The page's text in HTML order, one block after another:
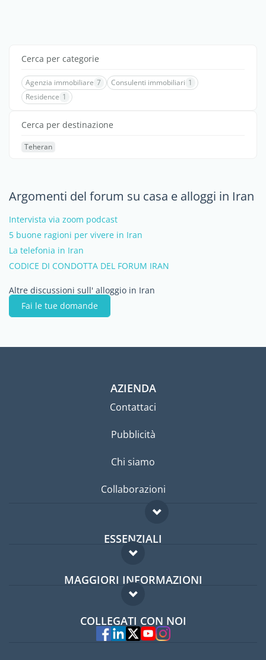
Cerca per categorie
Agenzia immobiliare 7 Consulenti immobiliari 1
Residence 1
Cerca per destinazione
Teheran
Argomenti del forum su casa e alloggi in Iran
Intervista via zoom podcast
5 buone ragioni per vivere in Iran
La telefonia in Iran
CODICE DI CONDOTTA DEL FORUM IRAN
Altre discussioni sull' alloggio in Iran
Fai le tue domande
AZIENDA
Contattaci
Pubblicità
Chi siamo
Collaborazioni
ESSENZIALI
Forum per expat
Guida per expat
MAGGIORI INFORMAZIONI
Domande frequenti
Esperti
COLLEGATI CON NOI